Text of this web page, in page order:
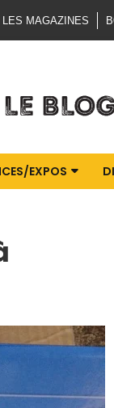
LES MAGAZINES
EXPOS